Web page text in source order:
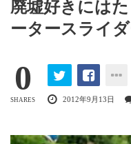
廃墟好きには
ータースライ
0
SHARES 2012年9月13日